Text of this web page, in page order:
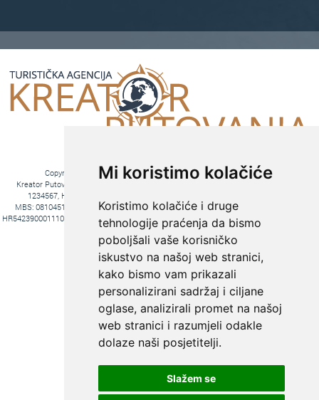
Mi koristimo kolačiće
Koristimo kolačiće i druge
tehnologije praćenja da bismo
poboljšali vaše korisničko
iskustvo na našoj web stranici,
kako bismo vam prikazali
personalizirani sadržaj i ciljane
oglase, analizirali promet na našoj
web stranici i razumjeli odakle
dolaze naši posjetitelji.
Slažem se
KREIRAJTE PUTOVANJE PREMA
SVOJIM ŽELJAMA:
Copyright © 2016. Kreator Putovanja d.o.o. – Sva prava zadržana
Kreator Putovanja d.o.o. turistička agencija, Jakova Gotovca 6, 10000 Zagreb, MB:
1234567, HR-AB-01-081045102, OIB:44590047047, Trgovački sud u Zagrebu,
MBS: 081045102, Hrvatska Poštanska Banka d.d. Jurišićeva 4, 10000 Zagreb, IBAN
HR5423900011100969366, temeljni kapital 20.000,00 kn uplaćeno u cijelosti, direktori Ana
Pavlović i Hrvoje Bažon, Voditelj poslova Hrvoje Bažon
Fiksni tečaj konverzije: 1€ = 7,53450 kn